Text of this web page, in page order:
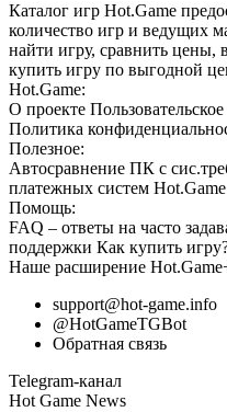
Каталог игр Hot.Game
количество игр и ведущих
найти игру, сравнить цены,
купить игру по выгодной
Hot.Game:
О проекте
Политика
Полезное:
Автосравнение ПК с
платежных систем
Помощь:
FAQ – ответы на часто
поддержки Как купить
Наше расширение
support@hot-game.info
@HotGameTGBot
Обратная связь
Telegram-канал
Hot Game News